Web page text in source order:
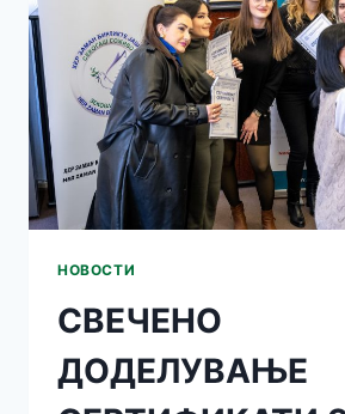
НОВОСТИ
СВЕЧЕНО
ДОДЕЛУВАЊЕ